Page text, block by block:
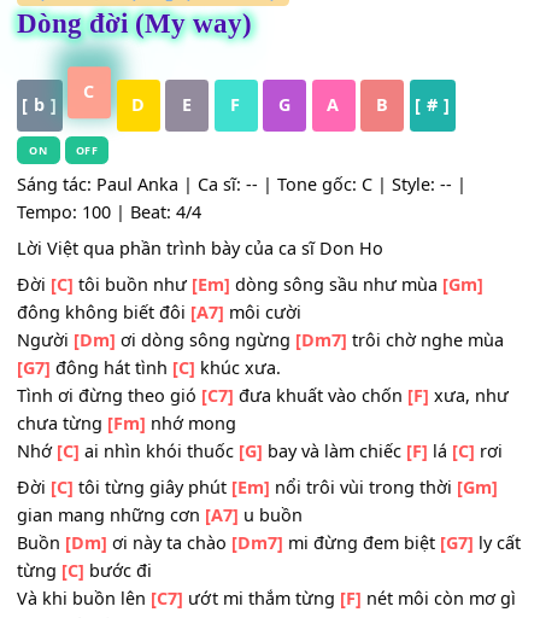
HỢP ÂM,Nhạc Ngoại - Lời Việt
Dòng đời (My way)
[ b ]
C
D E F G A B [ # ]
ON
Sáng tác: Paul Anka | Ca sĩ: -- | Tone gốc: C | Style: -- |
Tempo: 100 | Beat: 4/4
Lời Việt qua phần trình bày của ca sĩ Don Ho
Đời[C]tôi buồn như[Em]dòng sông sầu như mùa
đông không biết đôi[A7]môi cười
Người[Dm]ơi dòng sông ngừng [Dm7]
trôi chờ nghe
đông hát tình
khúc xưa.
Tình ơi đừng theo gió[C7]đưa khuất vào chốn [F]xưa,
chưa từng[Fm]nhớ mong
Nhớ [C] ai nhìn khói thuốc [G] bay và làm chiếc [F] lá
Đời[C]tôi từng giây phút[Em]nổi trôi vùi trong thời